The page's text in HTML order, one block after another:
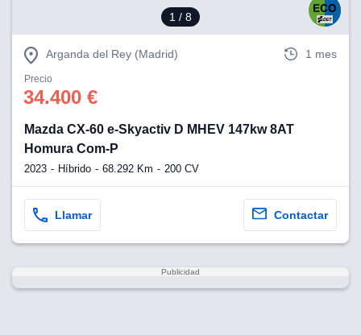
1 / 8
Arganda del Rey (Madrid) 1 mes
Precio
34.400 €
Mazda CX-60 e-Skyactiv D MHEV 147kw 8AT
Homura Com-P
2023 Híbrido 68.292 Km 200 CV
Llamar Contactar